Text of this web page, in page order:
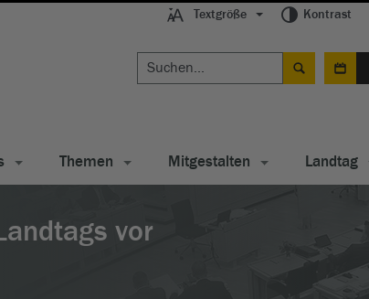
Textgröße Kontrast
Themen Mitgestalten Landtag
vor